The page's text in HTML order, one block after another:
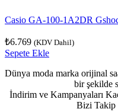
Casio GA-100-1A2DR
₺6.769 (KDV Dahil)
Sepete Ekle
Dünya moda marka orijinal
bir şekilde
İndirim ve Kampanyaları
Bizi Takip